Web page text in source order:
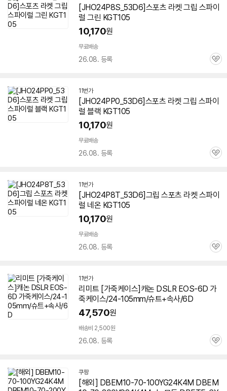
[JHO24P8S_53D6]스포츠 라켓 그립 스파이
럴 그린 KGT105
10,170원
무료배송
26.08. 등록
관
11번가
[JHO24PP0_53D6]스포츠 라켓 그립 스파이
럴 블랙 KGT105
10,170원
무료배송
26.08. 등록
관
11번가
[JHO24P8T_53D6]그립 스포츠 라켓 스파이
럴 네온 KGT105
10,170원
무료배송
26.08. 등록
관
11번가
리미트 [가죽케이스]캐논 DSLR EOS-6D 가
죽케이스/24-105mm/슈트+속사/6D
47,570원
배송비 2,500원
26.08. 등록
관
쿠팡
[해외] DBEM10-70-100YG24K4M DBEM